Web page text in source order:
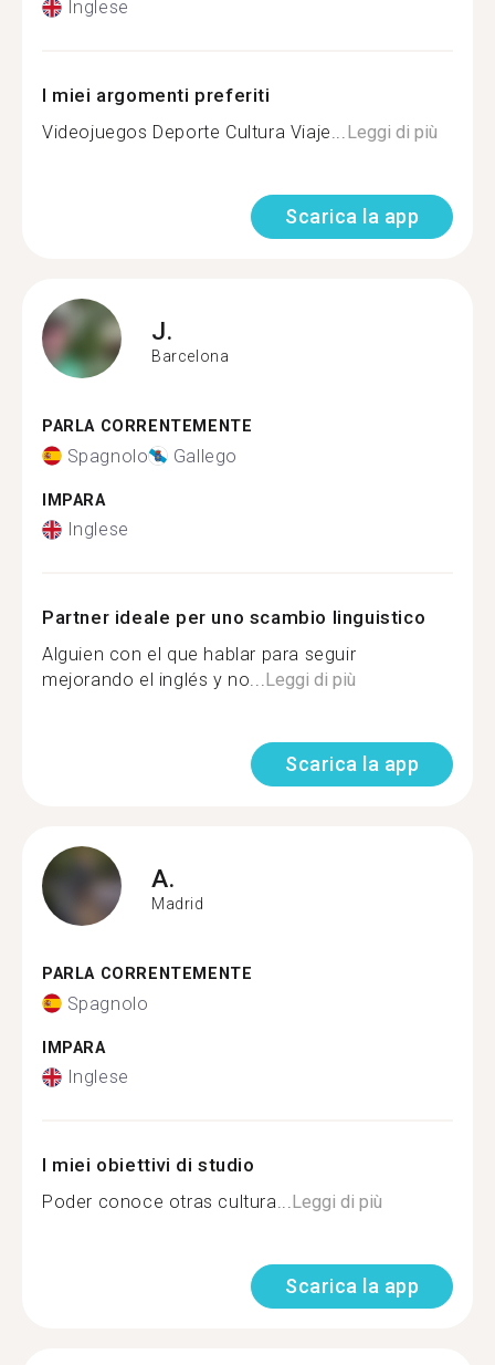
Inglese
I miei argomenti preferiti
Videojuegos Deporte Cultura Viaje...Leggi di più
Scarica la app
J.
Barcelona
PARLA CORRENTEMENTE
Spagnolo Gallego
IMPARA
Inglese
Partner ideale per uno scambio linguistico
Alguien con el que hablar para seguir
mejorando el inglés y no...Leggi di più
Scarica la app
A.
Madrid
PARLA CORRENTEMENTE
Spagnolo
IMPARA
Inglese
I miei obiettivi di studio
Poder conoce otras cultura...Leggi di più
Scarica la app